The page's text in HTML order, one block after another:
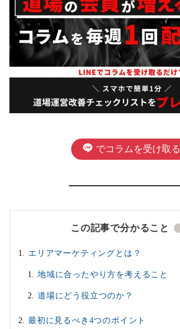
でコラムを受け取る
この記事で分かること
エリアマーケティングとは？
地域に合ったやり方を考えること
道場にどう役立つのか？
最初に見るべき4つのポイント